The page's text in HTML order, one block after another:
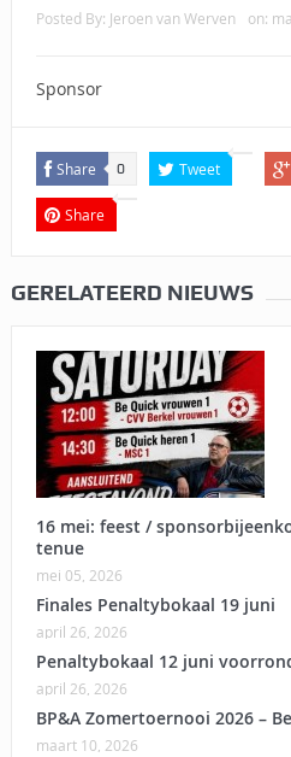
Posted By: Jeroen van Werven on:
Sponsor
Share 0 Tweet
Share
GERELATEERD NIEUWS
16 mei: feest /
tenue
mei 05, 2026
Finales Penaltybokaal 19 juni
april 26, 2026
Penaltybokaal 12 juni
april 26, 2026
BP&A Zomertoernooi 2026 –
maart 10, 2026